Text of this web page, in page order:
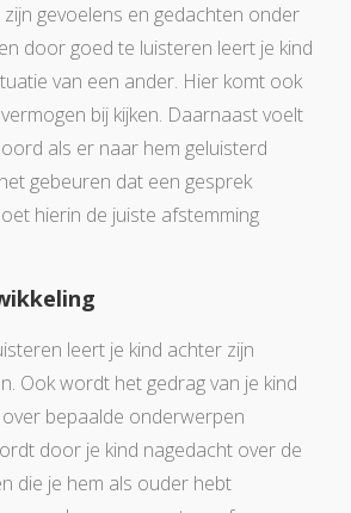
zijn gevoelens en gedachten onder
door goed te luisteren leert je kind
van een ander. Hier komt ook
bij kijken. Daarnaast voelt
als er naar hem geluisterd
gebeuren dat een gesprek
hierin de juiste afstemming
leert je kind achter zijn
Ook wordt het gedrag van je kind
bepaalde onderwerpen
door je kind nagedacht over de
die je hem als ouder hebt